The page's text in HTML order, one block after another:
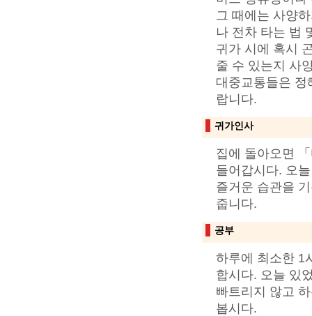
그 때에는 사양
나 전차 타는 법
귀가 시에 혹시
줄 수 있는지 사
대중교통들은
랍니다.
귀가인사
집에 돌아오면
들어갑시다. 오
즐거운 습관을
줍니다.
공부
하루에 최소한 1
합시다. 오늘 있
빠트리지 않고
봅시다.